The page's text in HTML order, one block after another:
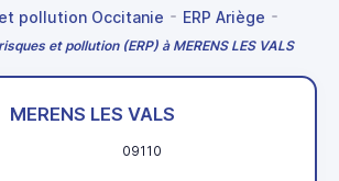
pollution Occitanie ERP Ariège
et pollution (ERP) à MERENS LES VALS
MERENS LES VALS
09110